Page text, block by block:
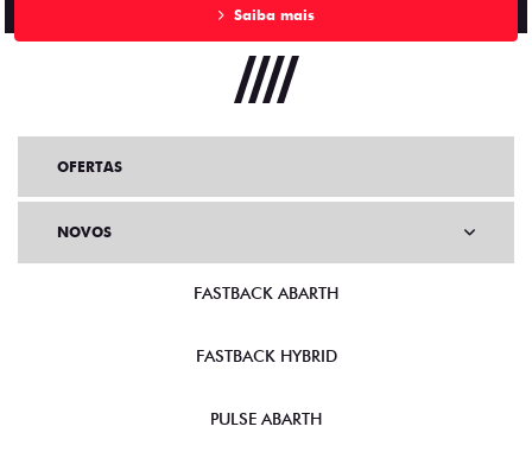
Saiba mais
OFERTAS
NOVOS
FASTBACK ABARTH
FASTBACK HYBRID
PULSE ABARTH